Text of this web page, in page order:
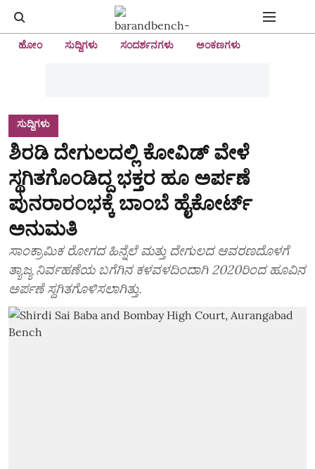
ಹೋಂ ಸುದ್ದಿಗಳು ಸಂದರ್ಶನಗಳು ಅಂಕಣಗಳು
ಸುದ್ದಿಗಳು
ಶಿರಡಿ ದೇಗುಲದಲ್ಲಿ ಕೋವಿಡ್ ವೇಳೆ
ಸ್ಥಗಿತಗೊಂಡಿದ್ದ ಭಕ್ತರ ಹೂ ಅರ್ಪಣೆ
ಪುನರಾರಂಭಕ್ಕೆ ಬಾಂಬೆ ಹೈಕೋರ್ಟ್
ಅನುಮತಿ
ಸಾಂಕ್ರಾಮಿಕ ರೋಗದ ಹಿನ್ನೆಲೆ ಮತ್ತು ದೇಗುಲದ ಆವರಣದೊಳಗೆ
ತ್ಯಾಜ್ಯ ನಿರ್ವಹಣೆಯ ಬಗೆಗಿನ ಕಳವಳದಿಂದಾಗಿ 2020ರಿಂದ ಹೂವಿನ
ಅರ್ಪಣೆ ಸ್ಥಗಿತಗೊಳಿಸಲಾಗಿತ್ತು.